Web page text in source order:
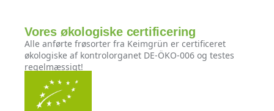
Vores økologiske certificering
Alle anførte frøsorter fra Keimgrün er certificeret
økologiske af kontrolorganet DE-ÖKO-006 og testes
regelmæssigt!